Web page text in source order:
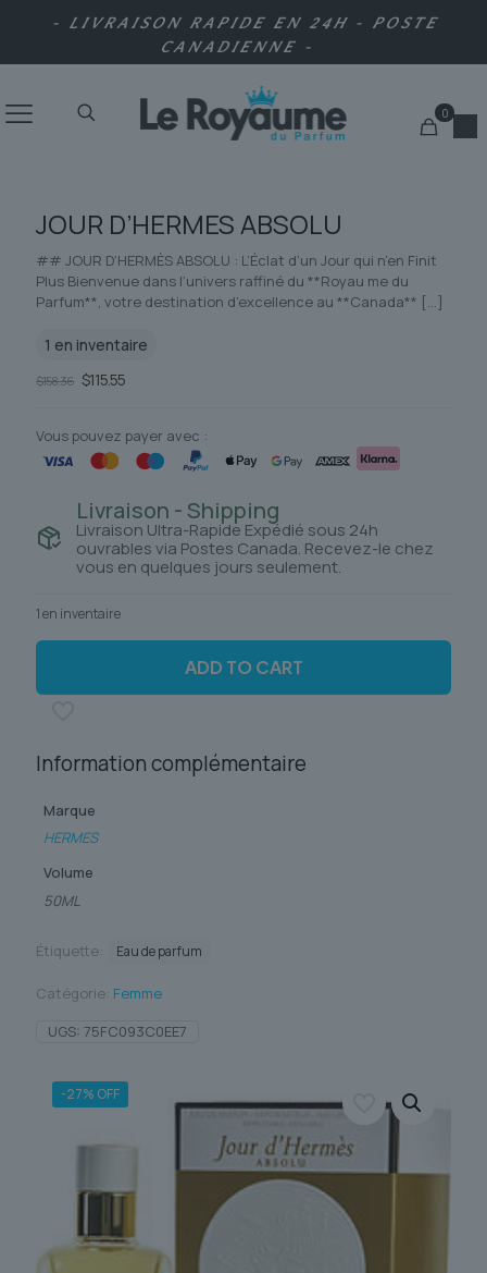
- LIVRAISON RAPIDE EN 24H - POSTE
CANADIENNE -
0
-27% OFF
JOUR D’HERMES ABSOLU
## JOUR D’HERMÈS ABSOLU : L’Éclat d’un Jour qui n’en Finit
Plus Bienvenue dans l’univers raffiné du **Royau me du
Parfum**, votre destination d’excellence au **Canada** […]
1 en inventaire
$158.36 Le
était :
$158.36.
$115.55Le
est :
$115.55.
Vous pouvez payer avec :
Livraison - Shipping
Livraison Ultra-Rapide Expédié sous 24h
ouvrables via Postes Canada. Recevez-le chez
vous en quelques jours seulement.
1 en inventaire
ADD TO CART
Information complémentaire
Marque
HERMES
Volume
50ML
Étiquette: Eau de parfum
Catégorie: Femme
UGS: 75FC093C0EE7